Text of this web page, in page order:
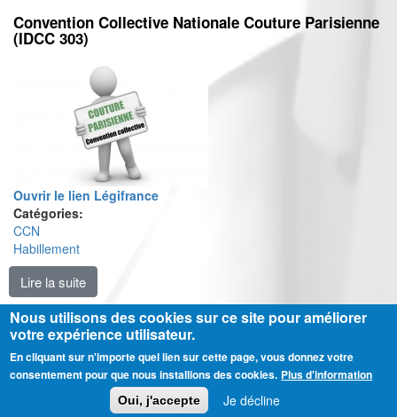
Convention Collective Nationale Couture Parisienne
(IDCC 303)
Ouvrir le lien Légifrance
Catégories:
CCN
Habillement
Lire la suite
Ⓒ CGT Fédération THCB - Tous les droits réservés - Mentions légales
Contactez-nous
Nous utilisons des cookies sur ce site pour améliorer
votre expérience utilisateur.
En cliquant sur n'importe quel lien sur cette page, vous donnez votre
consentement pour que nous installions des cookies. Plus d'information
Oui, j'accepte Je décline